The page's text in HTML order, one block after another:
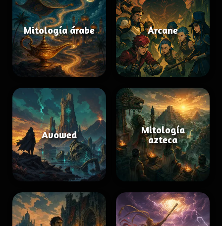
Mitología árabe Arcane
Avowed
Mitología
azteca